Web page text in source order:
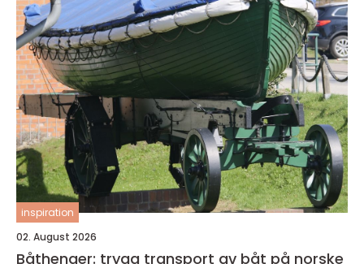
inspiration
02. August 2026
Båthenger: trygg transport av båt på norske